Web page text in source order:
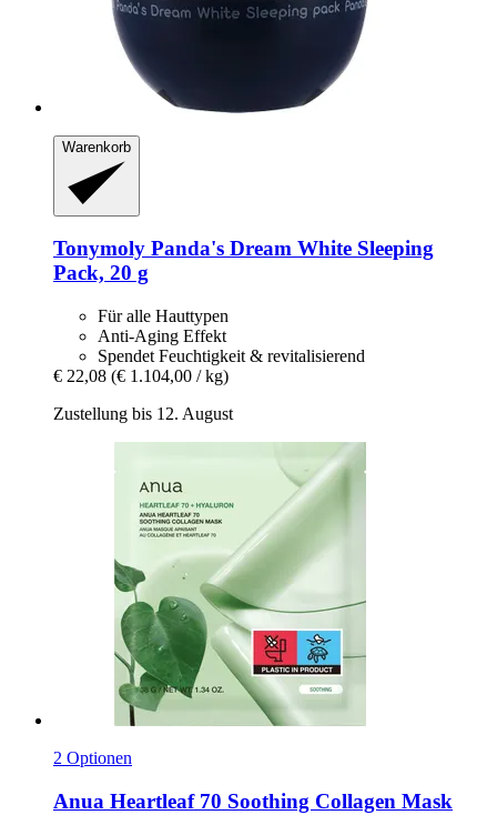
Warenkorb
Tonymoly Panda's Dream White Sleeping
Pack, 20 g
Für alle Hauttypen
Anti-Aging Effekt
Spendet Feuchtigkeit & revitalisierend
€ 22,08 (€ 1.104,00 / kg)
Zustellung bis 12. August
2 Optionen
Anua Heartleaf 70 Soothing Collagen Mask